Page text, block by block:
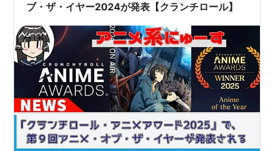
ブ・ザ・イヤー2024が発表【クランチロール】